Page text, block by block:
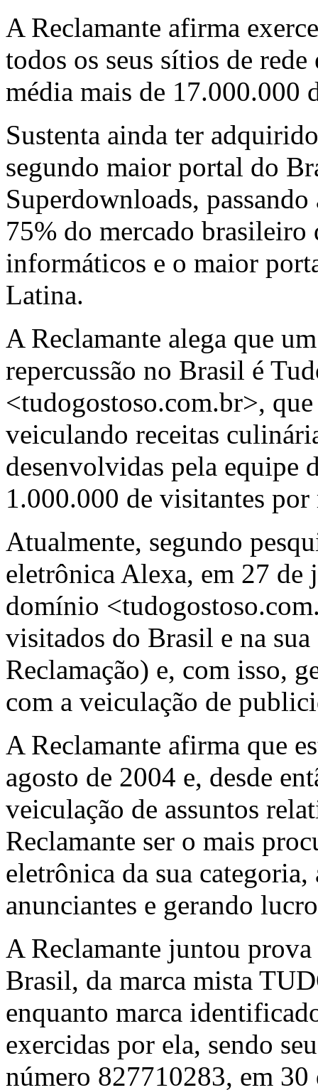
A Reclamante afirma
todos os seus sítios de
média mais de 17.000.000
Sustenta ainda ter
segundo maior portal do
Superdownloads,
75% do mercado brasileiro
informáticos e o maior
Latina.
A Reclamante alega que
repercussão no Brasil é
<tudogostoso.com.br>,
veiculando receitas
desenvolvidas pela equipe
1.000.000 de visitantes por
Atualmente, segundo
eletrônica Alexa, em 27 de
domínio
visitados do Brasil e na
Reclamação) e, com isso,
com a veiculação de
A Reclamante afirma que
agosto de 2004 e, desde
veiculação de assuntos
Reclamante ser o mais
eletrônica da sua
anunciantes e gerando
A Reclamante juntou
Brasil, da marca mista
enquanto marca
exercidas por ela, sendo
número 827710283, em